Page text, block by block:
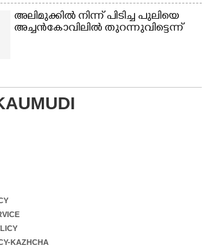
അലിമുക്കിൽ നിന്ന് പിടിച്ച പുലിയെ
അച്ചൻകോവിലിൽ തുറന്നുവിട്ടെന്ന്
KAZHCHA